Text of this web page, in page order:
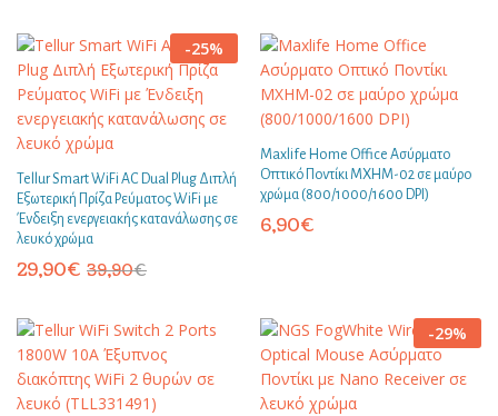
-25%
Tellur Smart WiFi AC Dual Plug Διπλή
Εξωτερική Πρίζα Ρεύματος WiFi με
Ένδειξη ενεργειακής κατανάλωσης σε
λευκό χρώμα
29,90€ 39,90€
Maxlife Home Office Ασύρματο
Οπτικό Ποντίκι MXHM-02 σε μαύρο
χρώμα (800/1000/1600 DPI)
6,90€
-29%